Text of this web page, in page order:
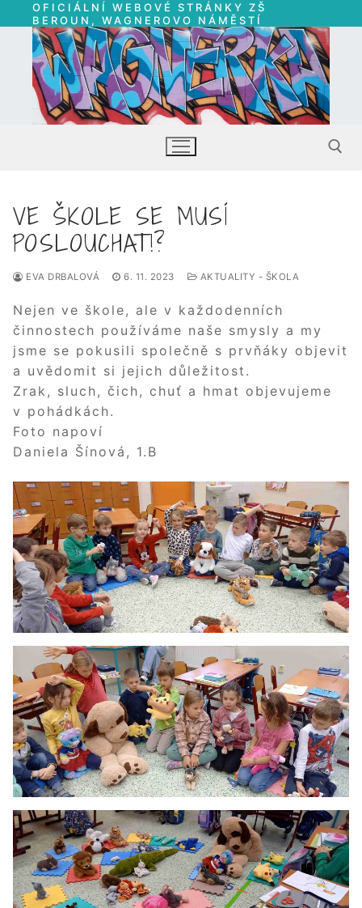
Přeskočit
na
obsah
OFICIÁLNÍ WEBOVÉ STRÁNKY ZŠ
BEROUN, WAGNEROVO NÁMĚSTÍ
Hledat:
VE ŠKOLE SE MUSÍ
POSLOUCHAT!?
EVA DRBALOVÁ 6. 11. 2023 AKTUALITY - ŠKOLA
Nejen ve škole, ale v každodenních
činnostech používáme naše smysly a my
jsme se pokusili společně s prvňáky objevit
a uvědomit si jejich důležitost.
Zrak, sluch, čich, chuť a hmat objevujeme
v pohádkách.
Foto napoví
Daniela Šínová, 1.B